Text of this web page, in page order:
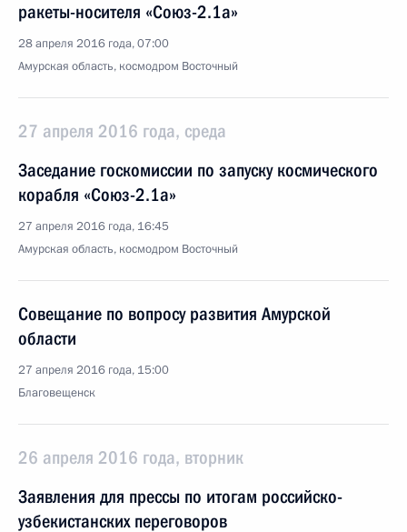
ракеты-носителя «Союз-2.1а»
28 апреля 2016 года, 07:00
Амурская область, космодром Восточный
27 апреля 2016 года, среда
Заседание госкомиссии по запуску космического
корабля «Союз-2.1а»
27 апреля 2016 года, 16:45
Амурская область, космодром Восточный
Совещание по вопросу развития Амурской
области
27 апреля 2016 года, 15:00
Благовещенск
26 апреля 2016 года, вторник
Заявления для прессы по итогам российско-
узбекистанских переговоров